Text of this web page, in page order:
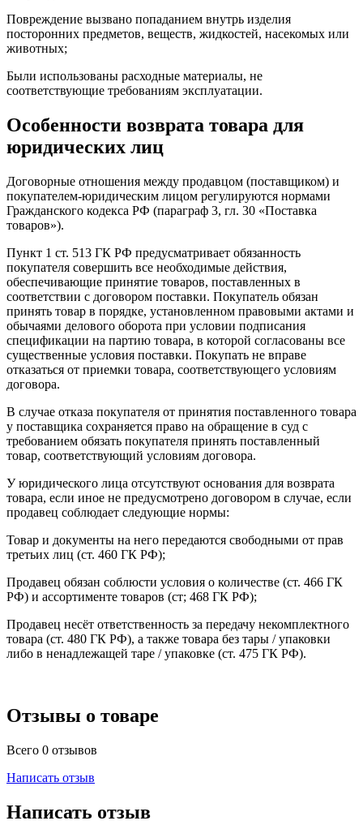
Повреждение вызвано попаданием внутрь изделия
посторонних предметов, веществ, жидкостей, насекомых или
животных;
Были использованы расходные материалы, не
соответствующие требованиям эксплуатации.
Особенности возврата товара для
юридических лиц
Договорные отношения между продавцом (поставщиком) и
покупателем-юридическим лицом регулируются нормами
Гражданского кодекса РФ (параграф 3, гл. 30 «Поставка
товаров»).
Пункт 1 ст. 513 ГК РФ предусматривает обязанность
покупателя совершить все необходимые действия,
обеспечивающие принятие товаров, поставленных в
соответствии с договором поставки. Покупатель обязан
принять товар в порядке, установленном правовыми актами и
обычаями делового оборота при условии подписания
спецификации на партию товара, в которой согласованы все
существенные условия поставки. Покупать не вправе
отказаться от приемки товара, соответствующего условиям
договора.
В случае отказа покупателя от принятия поставленного товара
у поставщика сохраняется право на обращение в суд с
требованием обязать покупателя принять поставленный
товар, соответствующий условиям договора.
У юридического лица отсутствуют основания для возврата
товара, если иное не предусмотрено договором в случае, если
продавец соблюдает следующие нормы:
Товар и документы на него передаются свободными от прав
третьих лиц (ст. 460 ГК РФ);
Продавец обязан соблюсти условия о количестве (ст. 466 ГК
РФ) и ассортименте товаров (ст; 468 ГК РФ);
Продавец несёт ответственность за передачу некомплектного
товара (ст. 480 ГК РФ), а также товара без тары / упаковки
либо в ненадлежащей таре / упаковке (ст. 475 ГК РФ).
Отзывы о товаре
Всего 0 отзывов
Написать отзыв
Написать отзыв